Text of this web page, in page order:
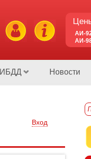
АИ-
АИ-
Новости
Вход